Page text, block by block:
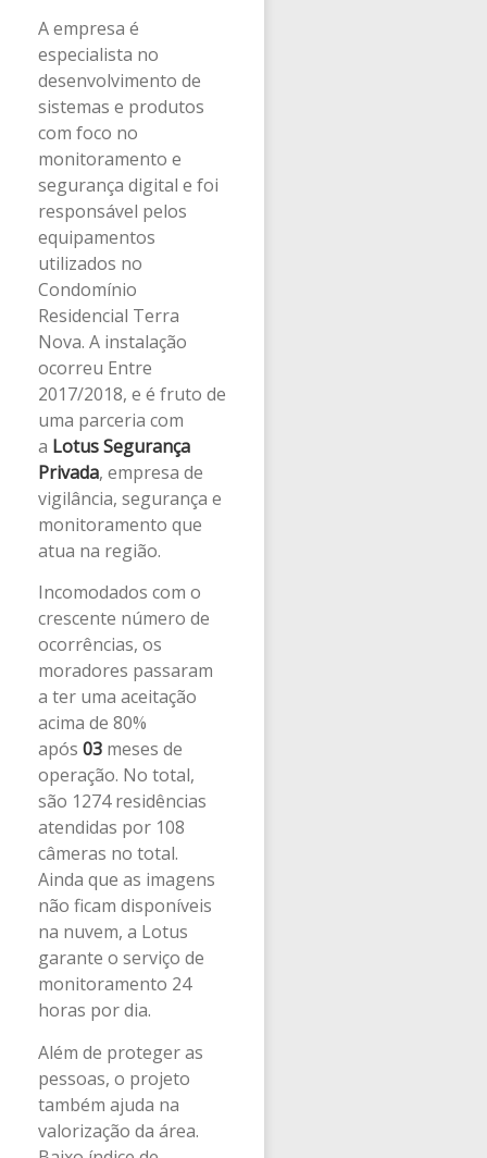
A empresa é
especialista no
desenvolvimento de
sistemas e produtos
com foco no
monitoramento e
segurança digital e foi
responsável pelos
equipamentos
utilizados no
Condomínio
Residencial Terra
Nova. A instalação
ocorreu Entre
2017/2018, e é fruto de
uma parceria com
a Lotus Segurança
Privada, empresa de
vigilância, segurança e
monitoramento que
atua na região.
Incomodados com o
crescente número de
ocorrências, os
moradores passaram
a ter uma aceitação
acima de 80%
após 03 meses de
operação. No total,
são 1274 residências
atendidas por 108
câmeras no total.
Ainda que as imagens
não ficam disponíveis
na nuvem, a Lotus
garante o serviço de
monitoramento 24
horas por dia.
Além de proteger as
pessoas, o projeto
também ajuda na
valorização da área.